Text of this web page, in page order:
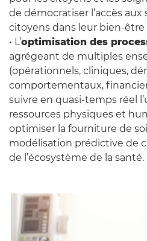
de démocratiser l’accès aux
citoyens dans leur bien-être
• L’optimisation des
agrégeant de multiples
(opérationnels, cliniques,
comportementaux,
suivre en quasi-temps réel
ressources physiques et
optimiser la fourniture de
modélisation prédictive de
de l’écosystème de la santé.